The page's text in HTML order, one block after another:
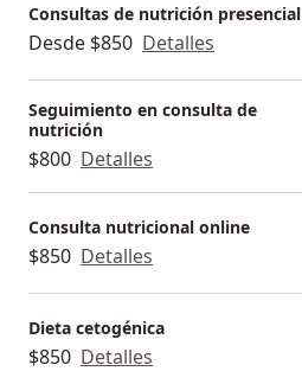
Consultas de nutrición presencial
Desde $850 Detalles
Seguimiento en consulta de
nutrición
$800 Detalles
Consulta nutricional online
$850 Detalles
Dieta cetogénica
$850 Detalles